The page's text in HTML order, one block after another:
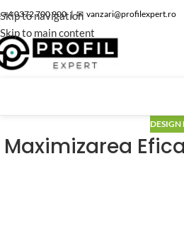
Skip to navigation
Skip to main content
+4 0372 700 900|✉ vanzari@profilexpert.ro
DESIGN
Maximizarea